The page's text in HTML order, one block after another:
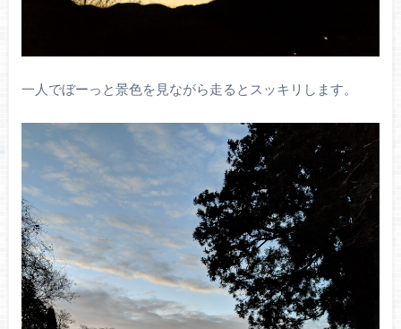
一人でぼーっと景色を見ながら走るとスッキリします。